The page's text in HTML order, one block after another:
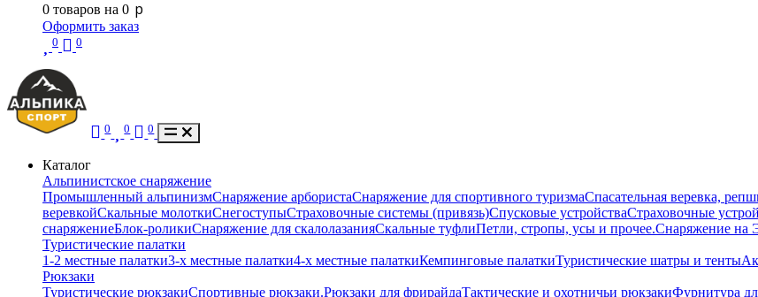
0 товаров на 0 p
Оформить заказ
0 0
0 0 0
Каталог
Альпинистское снаряжение
Промышленный альпинизмСнаряжение арбористаСнаряжение для спортивного туризмаСпасательная веревка,
веревкойСкальные молоткиСнегоступыСтраховочные системы (привязь)Спусковые устройстваСтраховочные
снаряжениеБлок-роликиСнаряжение для скалолазанияСкальные туфлиПетли, стропы, усы и прочее.Снаряжение на
Туристические палатки
1-2 местные палатки3-х местные палатки4-х местные палаткиКемпинговые палаткиТуристические шатры и тенты
Рюкзаки
Туристические рюкзакиСпортивные рюкзаки.Рюкзаки для фрирайдаТактические и охотничьи рюкзакиФурнитура